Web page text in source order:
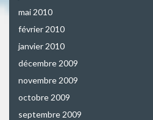
mai 2010
février 2010
janvier 2010
décembre 2009
novembre 2009
octobre 2009
septembre 2009